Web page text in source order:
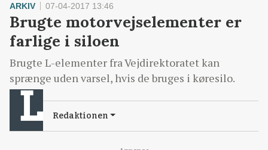
ARKIV 07-04-2017 13:46
Brugte motorvejselementer er
farlige i siloen
Brugte L-elementer fra Vejdirektoratet kan
sprænge uden varsel, hvis de bruges i køresilo.
Redaktionen